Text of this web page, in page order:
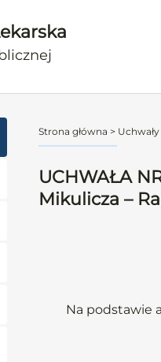
Strona główna >
UCHWAŁA
Mikulicza –
Na podstawie